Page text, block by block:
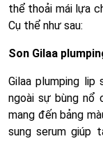
thể thoải mái lựa
Cụ thể như sau:
Son Gilaa
Gilaa plumping lip
ngoài sự bùng nổ
mang đến bảng
sung serum giúp